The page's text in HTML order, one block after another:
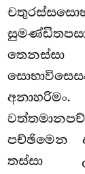
තෙනස්සා
පච්ඡිමෙන
තස්සා